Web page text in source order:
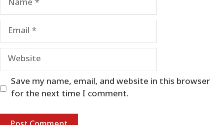
Email
Website
Save my name, email, and website in this browser
for the next time I comment.